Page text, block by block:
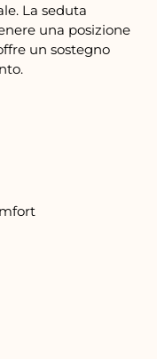
La seduta
una posizione
un sostegno